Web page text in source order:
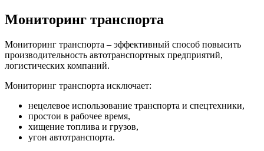
Мониторинг транспорта
Мониторинг транспорта – эффективный способ повысить
производительность автотранспортных предприятий,
логистических компаний.
Мониторинг транспорта исключает:
нецелевое использование транспорта и спецтехники,
простои в рабочее время,
хищение топлива и грузов,
угон автотранспорта.